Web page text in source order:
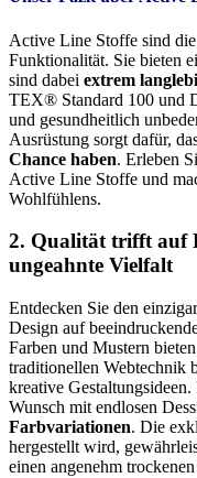
Active Line Stoffe sind
Funktionalität. Sie bieten
sind dabei extrem
TEX® Standard 100 und
und gesundheitlich
Ausrüstung sorgt dafür,
Chance haben. Erleben
Active Line Stoffe und
Wohlfühlens.
2. Qualität trifft auf
ungeahnte Vielfalt
Entdecken Sie den
Design auf
Farben und Mustern
traditionellen Webtechnik
kreative
Wunsch mit endlosen
Farbvariationen. Die
hergestellt wird,
einen angenehm